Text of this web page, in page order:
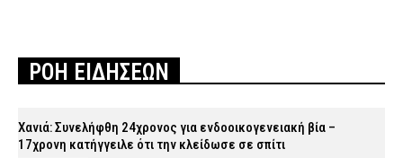
ΡΟΗ ΕΙΔΗΣΕΩΝ
Χανιά: Συνελήφθη 24χρονος για ενδοοικογενειακή βία –
17χρονη κατήγγειλε ότι την κλείδωσε σε σπίτι